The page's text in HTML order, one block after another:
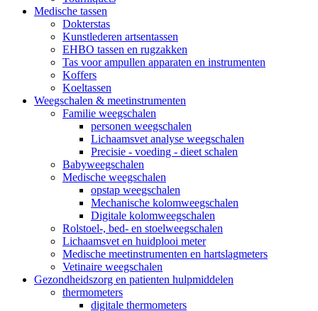
Medische tassen
Dokterstas
Kunstlederen artsentassen
EHBO tassen en rugzakken
Tas voor ampullen apparaten en instrumenten
Koffers
Koeltassen
Weegschalen & meetinstrumenten
Familie weegschalen
personen weegschalen
Lichaamsvet analyse weegschalen
Precisie - voeding - dieet schalen
Babyweegschalen
Medische weegschalen
opstap weegschalen
Mechanische kolomweegschalen
Digitale kolomweegschalen
Rolstoel-, bed- en stoelweegschalen
Lichaamsvet en huidplooi meter
Medische meetinstrumenten en hartslagmeters
Vetinaire weegschalen
Gezondheidszorg en patienten hulpmiddelen
thermometers
digitale thermometers